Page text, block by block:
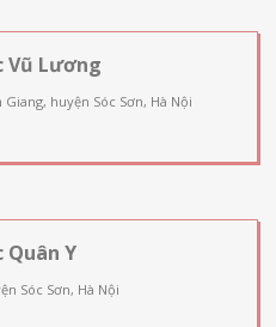
Vũ Lương
Giang, huyện Sóc Sơn, Hà Nội
Quân Y
Sóc Sơn, Hà Nội